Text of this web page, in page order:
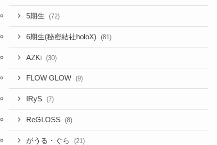
5期生 (72)
6期生(秘密結社holoX) (81)
AZKi (30)
FLOW GLOW (9)
IRyS (7)
ReGLOSS (8)
がうる・ぐら (21)